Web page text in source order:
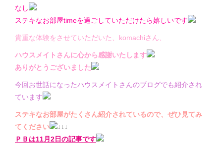
なし
ステキなお部屋timeを過ごしていただけたら嬉しいです
貴重な体験をさせていただいた、komachiさん、
ハウスメイトさんに心から感謝いたします
ありがとうございました
今回お世話になったハウスメイトさんのブログでも紹介され
ています
ステキなお部屋がたくさん紹介されているので、ぜひ見てみ
てください
↓↓↓
ＰＢは11月2日の記事です